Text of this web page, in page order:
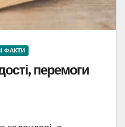
ФАКТИ
перемоги